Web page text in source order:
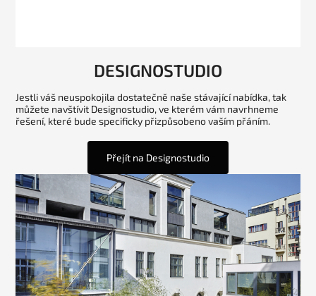
DESIGNOSTUDIO
Jestli váš neuspokojila dostatečně naše stávající nabídka, tak
můžete navštívit Designostudio, ve kterém vám navrhneme
řešení, které bude specificky přizpůsobeno vaším přáním.
Přejít na Designostudio